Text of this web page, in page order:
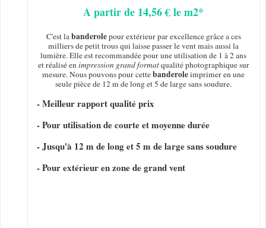
A partir de 14,56 € le m2*
C'est labanderolepour extérieur par excellence grâce a ces
milliers de petit trous qui laisse passer le vent mais aussi la
lumière. Elle est recommandée pour une utilisation de 1 à 2 ans
et réalisé enimpression grand formatqualité photographique sur
mesure. Nous pouvons pour cettebanderoleimprimer en une
seule pièce de 12 m de long et 5 de large sans soudure.
- Meilleur rapport qualité prix
- Pour utilisation de courte et moyenne durée
- Jusqu'à 12 m de long et 5 m de large sans soudure
- Pour extérieur en zone de grand vent